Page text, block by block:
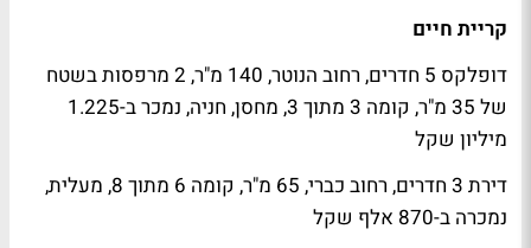
קריית חיים
דופלקס 5 חדרים, רחוב הנוטר, 140 מ"ר, 2 מרפסות בשטח
של 35 מ"ר, קומה 3 מתוך 3, מחסן, חניה, נמכר ב-1.225
מיליון שקל
דירת 3 חדרים, רחוב כברי, 65 מ"ר, קומה 6 מתוך 8, מעלית,
נמכרה ב-870 אלף שקל